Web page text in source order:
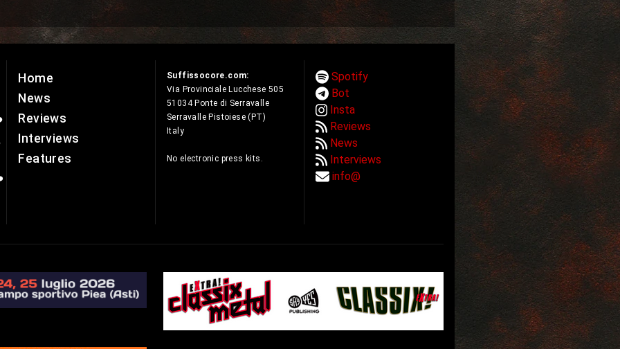
Home
News
Reviews
Interviews
Features
Suffissocore.com:
Via Provinciale Lucchese 505
51034 Ponte di Serravalle
Serravalle Pistoiese (PT)
Italy
No electronic press kits.
Spotify
Bot
Insta
Reviews
News
Interviews
info@